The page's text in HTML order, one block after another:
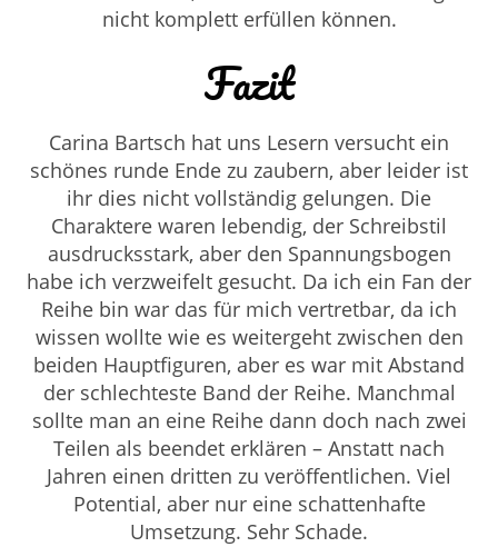
nicht komplett erfüllen können.
Fazit
Carina Bartsch hat uns Lesern versucht ein
schönes runde Ende zu zaubern, aber leider ist
ihr dies nicht vollständig gelungen. Die
Charaktere waren lebendig, der Schreibstil
ausdrucksstark, aber den Spannungsbogen
habe ich verzweifelt gesucht. Da ich ein Fan der
Reihe bin war das für mich vertretbar, da ich
wissen wollte wie es weitergeht zwischen den
beiden Hauptfiguren, aber es war mit Abstand
der schlechteste Band der Reihe. Manchmal
sollte man an eine Reihe dann doch nach zwei
Teilen als beendet erklären – Anstatt nach
Jahren einen dritten zu veröffentlichen. Viel
Potential, aber nur eine schattenhafte
Umsetzung. Sehr Schade.